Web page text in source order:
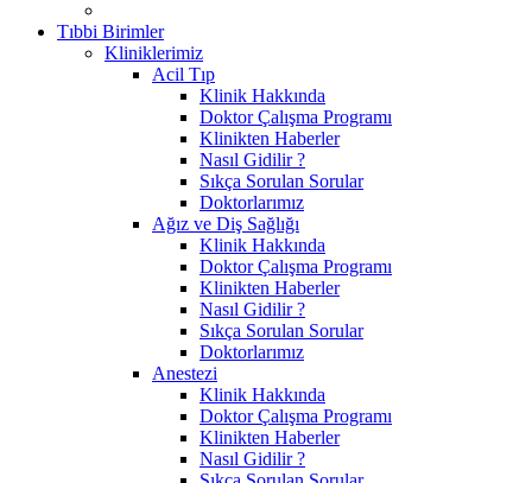
Tıbbi Birimler
Kliniklerimiz
Acil Tıp
Klinik Hakkında
Doktor Çalışma Programı
Klinikten Haberler
Nasıl Gidilir ?
Sıkça Sorulan Sorular
Doktorlarımız
Ağız ve Diş Sağlığı
Klinik Hakkında
Doktor Çalışma Programı
Klinikten Haberler
Nasıl Gidilir ?
Sıkça Sorulan Sorular
Doktorlarımız
Anestezi
Klinik Hakkında
Doktor Çalışma Programı
Klinikten Haberler
Nasıl Gidilir ?